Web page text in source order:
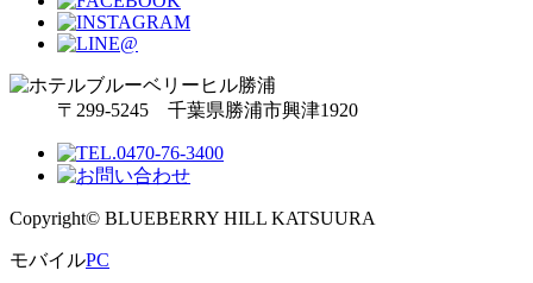
〒299-5245 千葉県勝浦市興津1920
Copyright© BLUEBERRY HILL KATSUURA
モバイルPC